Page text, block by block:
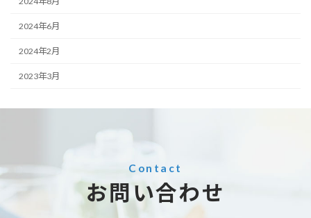
2024年6月
2024年2月
2023年3月
Contact
お問い合わせ